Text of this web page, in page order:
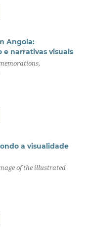
Angola:
narrativas visuais
a visualidade
of the illustrated